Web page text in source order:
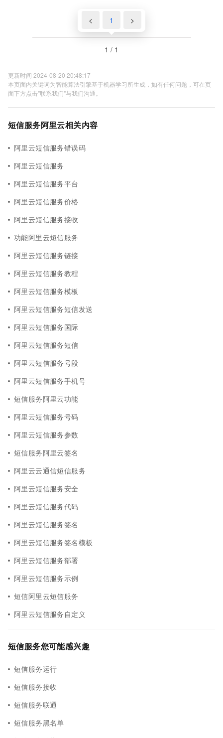
< 1 >
1 / 1
更新时间 2024-08-20 20:48:17
本页面内关键词为智能算法引擎基于机器学习所生成，如有任何问题，可在页
面下方点击"联系我们"与我们沟通。
短信服务阿里云相关内容
阿里云短信服务错误码
阿里云短信服务
阿里云短信服务平台
阿里云短信服务价格
阿里云短信服务接收
功能阿里云短信服务
阿里云短信服务链接
阿里云短信服务教程
阿里云短信服务模板
阿里云短信服务短信发送
阿里云短信服务国际
阿里云短信服务短信
阿里云短信服务号段
阿里云短信服务手机号
短信服务阿里云功能
阿里云短信服务号码
阿里云短信服务参数
短信服务阿里云签名
阿里云云通信短信服务
阿里云短信服务安全
阿里云短信服务代码
阿里云短信服务签名
阿里云短信服务签名模板
阿里云短信服务部署
阿里云短信服务示例
短信阿里云短信服务
阿里云短信服务自定义
短信服务您可能感兴趣
短信服务运行
短信服务接收
短信服务联通
短信服务黑名单